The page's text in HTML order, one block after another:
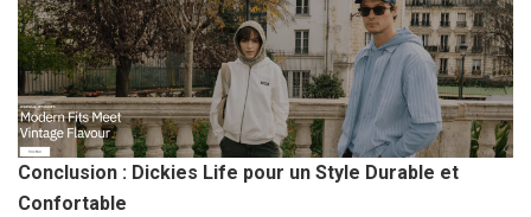
Conclusion : Dickies Life pour un Style Durable et
Confortable